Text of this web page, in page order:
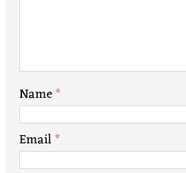
Name*
Email*